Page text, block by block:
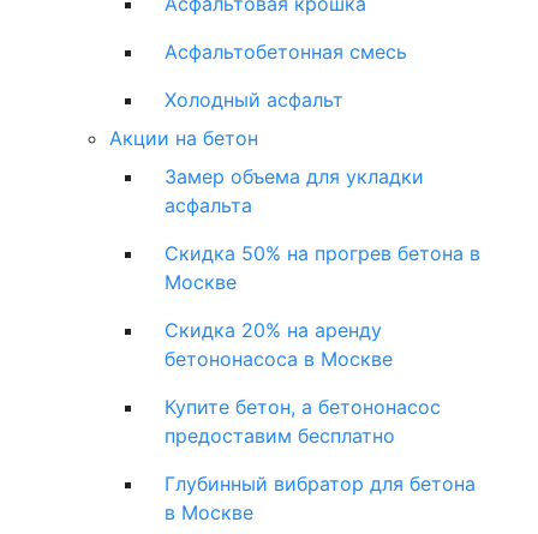
Асфальтобетонная смесь
Холодный асфальт
Акции на бетон
Замер объема для укладки
асфальта
Скидка 50% на прогрев бетона в
Москве
Скидка 20% на аренду
бетононасоса в Москве
Купите бетон, а бетононасос
предоставим бесплатно
Глубинный вибратор для бетона
в Москве